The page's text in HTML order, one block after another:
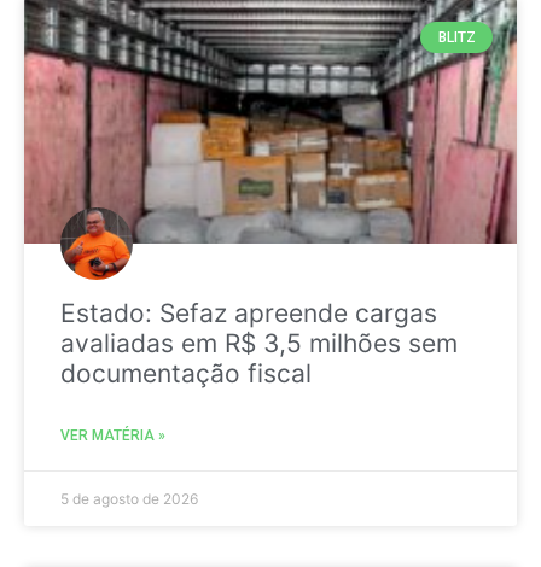
BLITZ
Estado: Sefaz apreende cargas
avaliadas em R$ 3,5 milhões sem
documentação fiscal
VER MATÉRIA »
5 de agosto de 2026